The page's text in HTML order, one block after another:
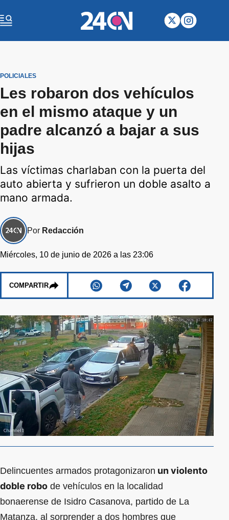
POLICIALES
Les robaron dos vehículos
en el mismo ataque y un
padre alcanzó a bajar a sus
hijas
Las víctimas charlaban con la puerta del
auto abierta y sufrieron un doble asalto a
mano armada.
Por Redacción
Miércoles, 10 de junio de 2026 a las 23:06
COMPARTIR
Delincuentes armados protagonizaron un violento
doble robo de vehículos en la localidad
bonaerense de Isidro Casanova, partido de La
Matanza, al sorprender a dos hombres que